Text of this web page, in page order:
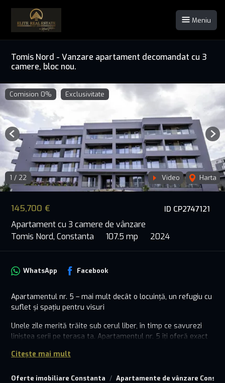
Meniu
Tomis Nord - Vanzare apartament decomandat cu 3
camere, bloc nou.
ID CP2747121
145,700 €
Apartament cu 3 camere de vânzare
Tomis Nord, Constanta
107.5 mp 2024
Comision 0% Exclusivitate
1 / 22 Video Harta
Previous
Oferte imobiliare Constanta Apartamente de vânzare
WhatsApp Facebook
Apartamentul nr. 5 – mai mult decât o locuință, un refugiu cu
suflet și spațiu pentru visuri
Unele zile merită trăite sub cerul liber, în timp ce savurezi
liniștea serii pe terasa ta. Apartamentul nr. 5 îți oferă exact
spectaculoasă de 25,80 mp, creată pentru acele momente
Citește mai mult